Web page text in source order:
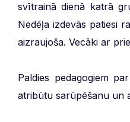
svītrainā dienā katrā
Nedēļa izdevās patiesi
aizraujoša. Vecāki ar
Paldies pedagogiem
atribūtu sarūpēšanu un